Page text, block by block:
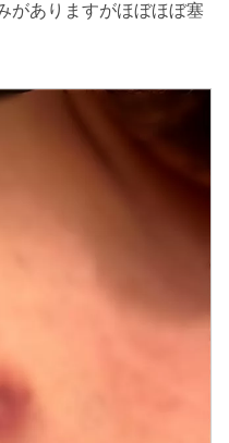
がありますがほぼほぼ塞